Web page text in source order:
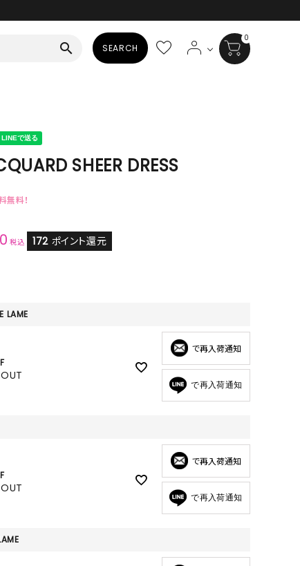
HAT
ALL
search SEARCH
0
SHEER DRESS
料！
税込 172 ポイント還元
LAME
で再入荷通知
で再入荷通知
で再入荷通知
で再入荷通知